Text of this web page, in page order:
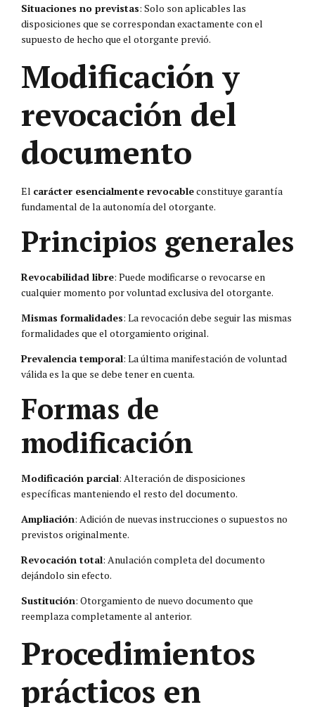
Situaciones no previstas: Solo son aplicables las
disposiciones que se correspondan exactamente con el
supuesto de hecho que el otorgante previó.
Modificación y
revocación del
documento
El carácter esencialmente revocableconstituye garantía
fundamental de la autonomía del otorgante.
Principios generales
Revocabilidad libre: Puede modificarse o revocarse en
cualquier momento por voluntad exclusiva del otorgante.
Mismas formalidades: La revocación debe seguir las mismas
formalidades que el otorgamiento original.
Prevalencia temporal: La última manifestación de voluntad
válida es la que se debe tener en cuenta.
Formas de
modificación
Modificación parcial: Alteración de disposiciones
específicas manteniendo el resto del documento.
Ampliación: Adición de nuevas instrucciones o supuestos no
previstos originalmente.
Revocación total: Anulación completa del documento
dejándolo sin efecto.
Sustitución: Otorgamiento de nuevo documento que
reemplaza completamente al anterior.
Procedimientos
prácticos en